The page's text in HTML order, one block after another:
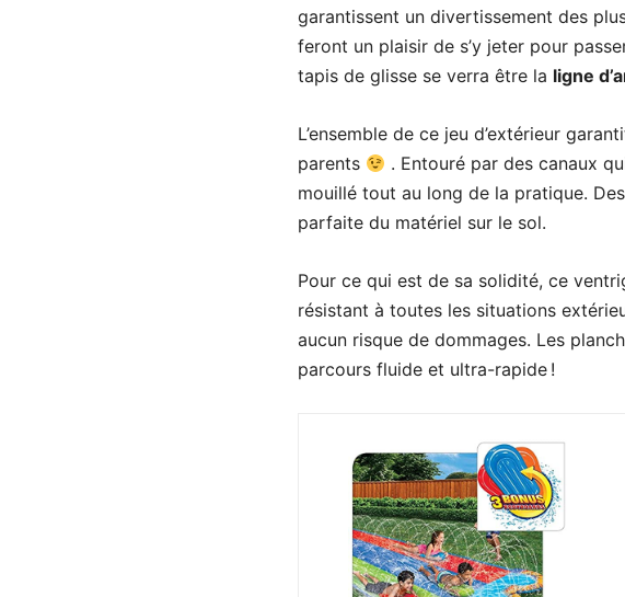
garantissent un divertissement des
feront un plaisir de s’y jeter pour
tapis de glisse se verra être la ligne
L’ensemble de ce jeu d’extérieur
parents
. Entouré par des canaux
mouillé tout au long de la pratique.
parfaite du matériel sur le sol.
Pour ce qui est de sa solidité, ce
résistant à toutes les situations
aucun risque de dommages. Les
parcours fluide et ultra-rapide !